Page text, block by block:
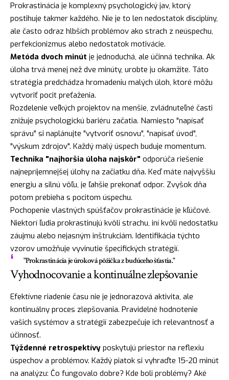
Prokrastinácia je komplexný psychologický jav, ktorý
postihuje takmer každého. Nie je to len nedostatok disciplíny,
ale často odraz hlbších problémov ako strach z neúspechu,
perfekcionizmus alebo nedostatok motivácie.
Metóda dvoch minút je jednoduchá, ale účinná technika. Ak
úloha trvá menej než dve minúty, urobte ju okamžite. Táto
stratégia predchádza hromadeniu malých úloh, ktoré môžu
vytvoriť pocit preťaženia.
Rozdelenie veľkých projektov na menšie, zvládnuteľné časti
znižuje psychologickú bariéru začatia. Namiesto "napísať
správu" si naplánujte "vytvoriť osnovu", "napísať úvod",
"výskum zdrojov". Každý malý úspech buduje momentum.
Technika "najhoršia úloha najskôr" odporúča riešenie
najnepríjemnejšej úlohy na začiatku dňa. Keď máte najvyššiu
energiu a silnú vôľu, je ľahšie prekonať odpor. Zvyšok dňa
potom prebieha s pocitom úspechu.
Pochopenie vlastných spúšťačov prokrastinácie je kľúčové.
Niektorí ľudia prokrastinujú kvôli strachu, iní kvôli nedostatku
záujmu alebo nejasným inštrukciám. Identifikácia týchto
vzorov umožňuje vyvinutie špecifických stratégií.
"Prokrastinácia je úroková pôžička z budúceho šťastia."
Vyhodnocovanie a kontinuálne zlepšovanie
Efektívne riadenie času nie je jednorazová aktivita, ale
kontinuálny proces zlepšovania. Pravidelné hodnotenie
vašich systémov a stratégií zabezpečuje ich relevantnosť a
účinnosť.
Týždenné retrospektívy poskytujú priestor na reflexiu
úspechov a problémov. Každý piatok si vyhraďte 15-20 minút
na analýzu: Čo fungovalo dobre? Kde boli problémy? Aké